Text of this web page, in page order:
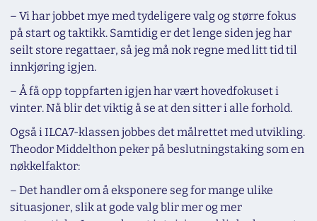
– Vi har jobbet mye med tydeligere valg og større fokus
på start og taktikk. Samtidig er det lenge siden jeg har
seilt store regattaer, så jeg må nok regne med litt tid til
innkjøring igjen.
– Å få opp toppfarten igjen har vært hovedfokuset i
vinter. Nå blir det viktig å se at den sitter i alle forhold.
Også i ILCA7-klassen jobbes det målrettet med utvikling.
Theodor Middelthon peker på beslutningstaking som en
nøkkelfaktor:
– Det handler om å eksponere seg for mange ulike
situasjoner, slik at gode valg blir mer og mer